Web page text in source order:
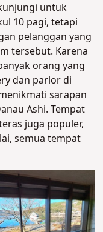
untuk
10 pagi, tetapi
pelanggan yang
tersebut. Karena
orang yang
dan parlor di
sarapan
Ashi. Tempat
juga populer,
semua tempat